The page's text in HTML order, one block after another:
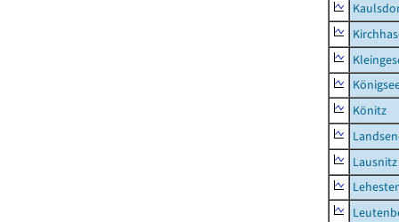
Könitz